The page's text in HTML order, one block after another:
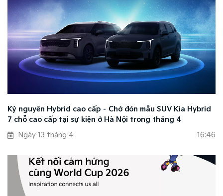
Kỷ nguyên Hybrid cao cấp – Chờ đón mẫu SUV Kia Hybrid
7 chỗ cao cấp tại sự kiện ở Hà Nội trong tháng 4
Ngày 13 tháng 4
16:46